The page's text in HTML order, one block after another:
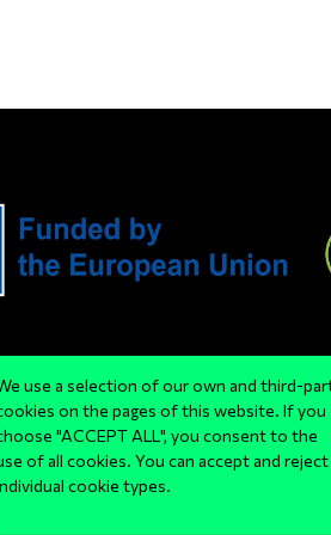
use a selection of our own and third-
on the pages of this website. If you
"ACCEPT ALL", you consent to the
of all cookies. You can accept and reject
cookie types.